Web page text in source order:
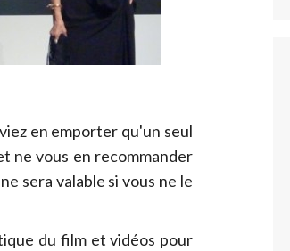
en emporter qu'un seul
ne vous en recommander
sera valable si vous ne le
du film et vidéos pour